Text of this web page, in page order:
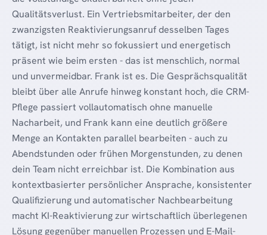
Qualitätsverlust. Ein Vertriebsmitarbeiter, der den
zwanzigsten Reaktivierungsanruf desselben Tages
tätigt, ist nicht mehr so fokussiert und energetisch
präsent wie beim ersten - das ist menschlich, normal
und unvermeidbar. Frank ist es. Die Gesprächsqualität
bleibt über alle Anrufe hinweg konstant hoch, die CRM-
Pflege passiert vollautomatisch ohne manuelle
Nacharbeit, und Frank kann eine deutlich größere
Menge an Kontakten parallel bearbeiten - auch zu
Abendstunden oder frühen Morgenstunden, zu denen
dein Team nicht erreichbar ist. Die Kombination aus
kontextbasierter persönlicher Ansprache, konsistenter
Qualifizierung und automatischer Nachbearbeitung
macht KI-Reaktivierung zur wirtschaftlich überlegenen
Lösung gegenüber manuellen Prozessen und E-Mail-